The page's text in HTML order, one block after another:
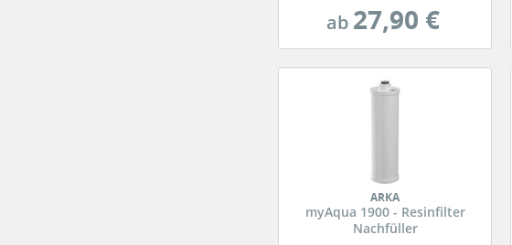
ab27,90 €
ARKA
myAqua 1900 - Resinfilter
Nachfüller